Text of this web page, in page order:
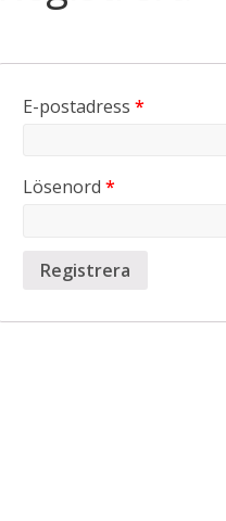
E-postadress *
Lösenord *
Registrera